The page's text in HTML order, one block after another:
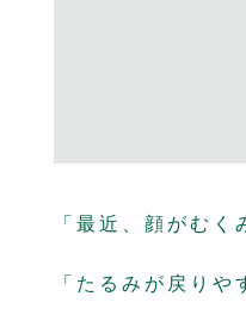
「最近、顔がむく
「たるみが戻りや